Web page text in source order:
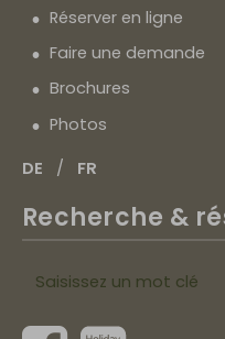
Réserver en ligne
Faire une demande
Brochures
Photos
DE FR
Recherche &
mot